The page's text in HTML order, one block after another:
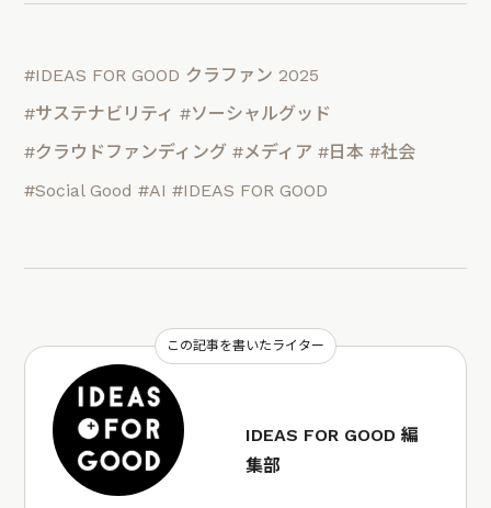
#IDEAS FOR GOOD クラファン 2025
#サステナビリティ #ソーシャルグッド
#クラウドファンディング #メディア #日本 #社会
#Social Good #AI #IDEAS FOR GOOD
この記事を書いたライター
IDEAS FOR GOOD 編
集部